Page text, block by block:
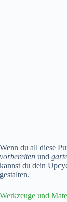
Wenn du all diese
vorbereiten und
kannst du dein
gestalten.
Werkzeuge und